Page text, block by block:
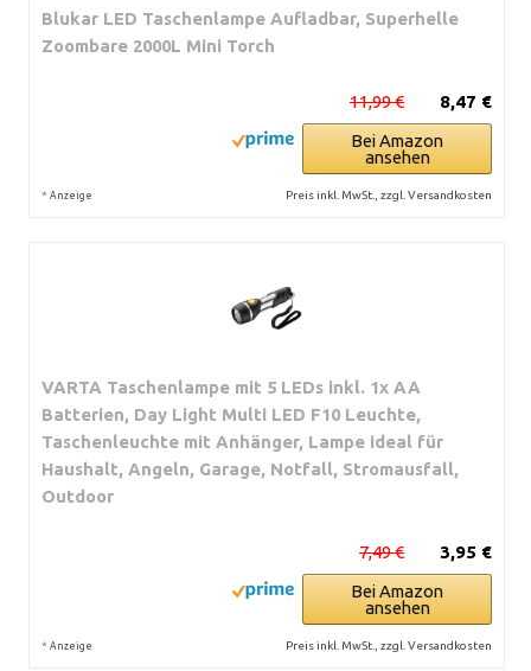
Blukar LED Taschenlampe Aufladbar, Superhelle
Zoombare 2000L Mini Torch
8,47 €
11,99 €
Bei Amazon
ansehen
* Anzeige Preis inkl. MwSt., zzgl. Versandkosten
VARTA Taschenlampe mit 5 LEDs inkl. 1x AA
Batterien, Day Light Multi LED F10 Leuchte,
Taschenleuchte mit Anhänger, Lampe ideal für
Haushalt, Angeln, Garage, Notfall, Stromausfall,
Outdoor
3,95 €
7,49 €
Bei Amazon
ansehen
* Anzeige Preis inkl. MwSt., zzgl. Versandkosten